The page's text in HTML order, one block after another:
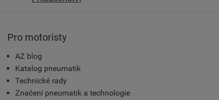
Pro motoristy
AZ blog
Katalog pneumatik
Technické rady
Značení pneumatik a technologie